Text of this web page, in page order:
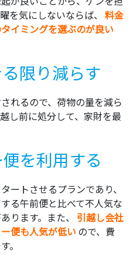
を気にしないならば、 料金
イミングを選ぶのが良い
限り減らす
れるので、荷物の量を減ら
し前に処分して、家財を最
を利用する
ートさせるプランであり、
る午前便と比べて不人気な
ります。また、 引越し会社
便も人気が低い ので、費
。